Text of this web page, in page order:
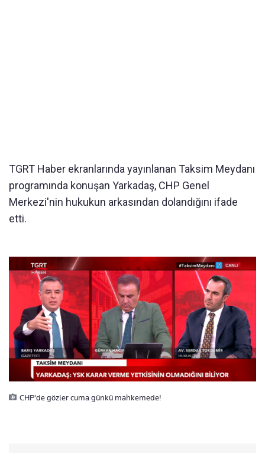
TGRT Haber ekranlarında yayınlanan Taksim Meydanı
programında konuşan Yarkadaş, CHP Genel
Merkezi'nin hukukun arkasından dolandığını ifade
etti.
CHP'de gözler cuma günkü mahkemede!